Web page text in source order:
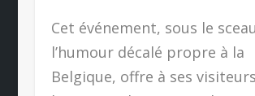
Cet événement, sous le
l’humour décalé propre à la
Belgique, offre à ses visiteurs